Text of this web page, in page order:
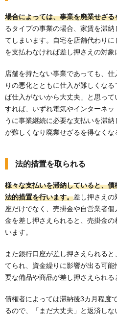
場合によっては、事業を廃業せざ
るタイプの事業の場合、家賃を滞
てしまいます。自宅を店舗代わり
を支払わなければ差し押さえの対象
店舗を持たない事業であっても、
りの悪化とともに仕入が難しくな
ば仕入がないから大丈夫」と思っ
すれば、いずれ電気やインターネ
うに事業継続に必要な支払いを滞
が難しくなり廃業せざるを得なくな
法的措置を取られる
様々な支払いを滞納していると、
法的措置を行います。差し押さえの
座だけでなく、売掛金や自営業者
金を差し押さえられると、売掛金
います。
また銀行口座が差し押さえられる
てられ、資金繰りに影響が出る可
要な備品や商品が差し押さえられる
債権者によっては滞納後3カ月程度
るので、「まだ大丈夫」と返済し